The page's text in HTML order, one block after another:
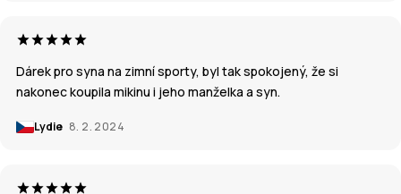
Dárek pro syna na zimní sporty, byl tak spokojený, že si
nakonec koupila mikinu i jeho manželka a syn.
Lydie 8. 2. 2024